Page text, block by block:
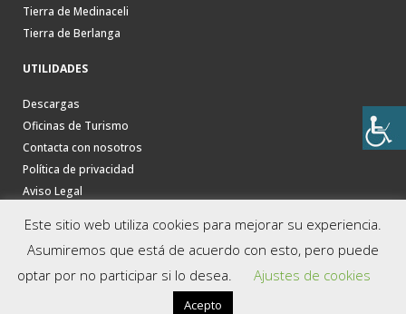
Tierra de Medinaceli
Tierra de Berlanga
UTILIDADES
Descargas
Oficinas de Turismo
Contacta con nosotros
Política de privacidad
Aviso Legal
Este sitio web utiliza cookies para mejorar su experiencia.
Asumiremos que está de acuerdo con esto, pero puede
optar por no participar si lo desea.
Ajustes de cookies
Acepto